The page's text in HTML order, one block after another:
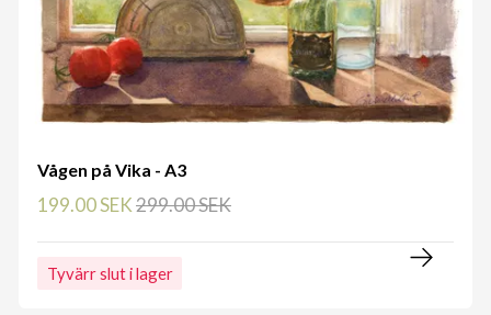
Vågen på Vika - A3
199.00 SEK299.00 SEK
Tyvärr slut i lager